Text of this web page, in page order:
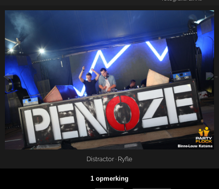
Distractor· Ryfle
1 opmerking